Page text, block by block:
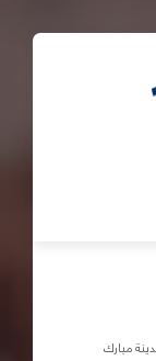
مبارك